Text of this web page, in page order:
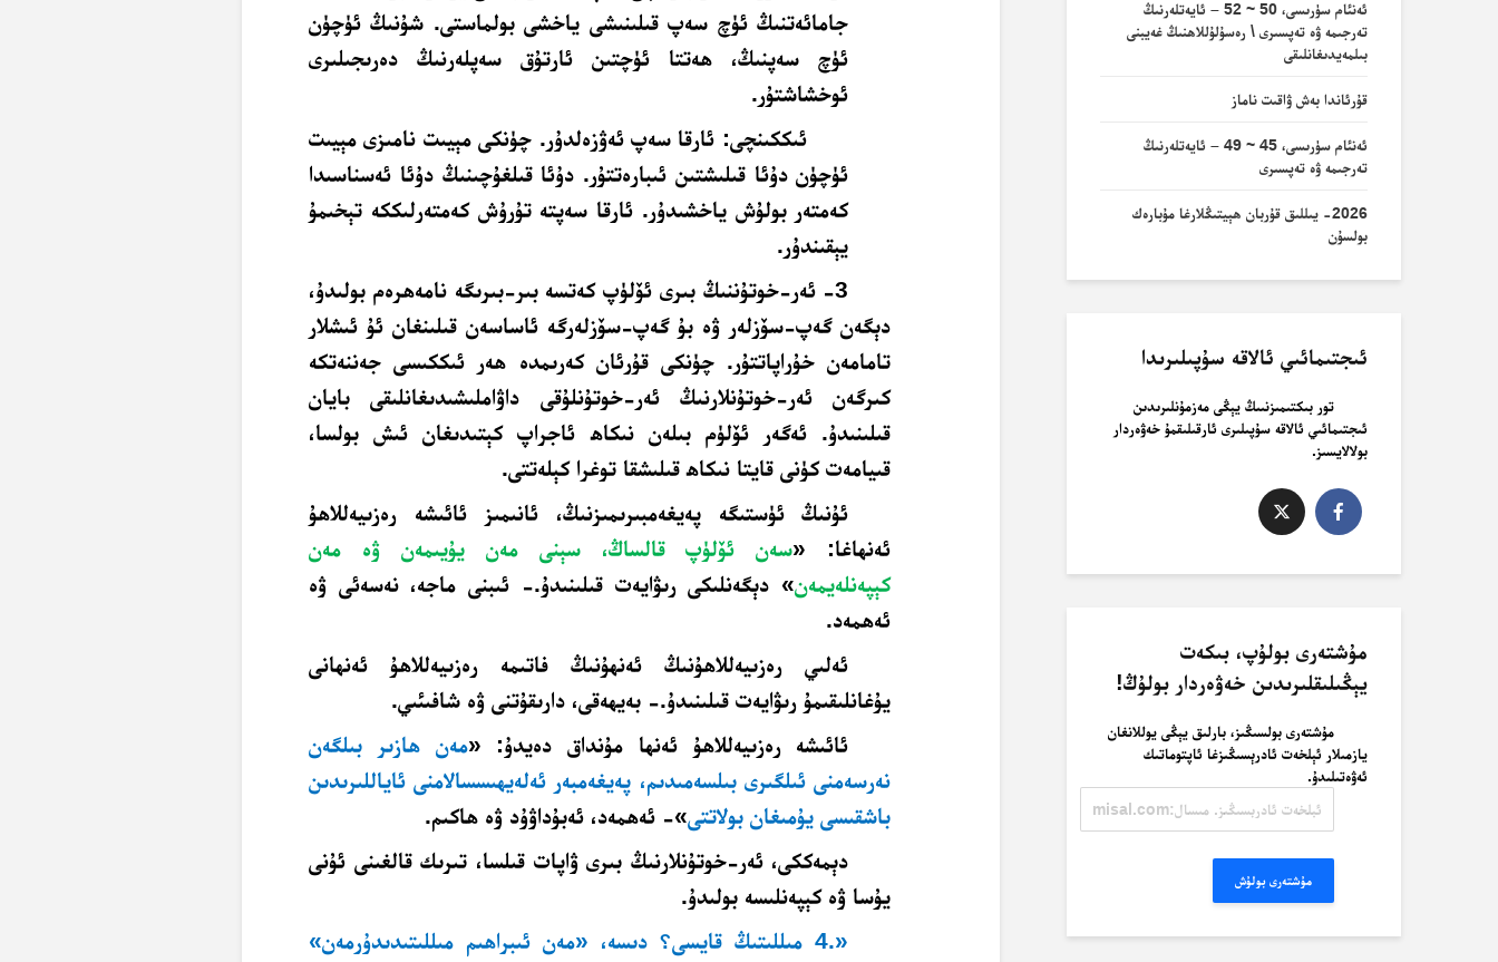
جامائەتنىڭ ئۈچ سەپ قىلىنىشى ياخشى بولماستى. شۇنىڭ ئۈچۈن
ئۈچ سەپنىڭ، ھەتتا ئۈچتىن ئارتۇق سەپلەرنىڭ دەرىجىلىرى
ئوخشاشتۇر.
ئىككىنچى: ئارقا سەپ ئەۋزەلدۇر. چۈنكى مېيىت نامىزى مېيىت
ئۈچۈن دۇئا قىلىشتىن ئىبارەتتۇر. دۇئا قىلغۇچىنىڭ دۇئا ئەسناسىدا
كەمتەر بولۇش ياخشىدۇر. ئارقا سەپتە تۇرۇش كەمتەرلىككە تېخىمۇ
يېقىندۇر.
3- ئەر-خوتۇننىڭ بىرى ئۆلۈپ كەتسە بىر-بىرىگە نامەھرەم بولىدۇ،
دېگەن گەپ-سۆزلەر ۋە بۇ گەپ-سۆزلەرگە ئاساسەن قىلىنغان ئۇ ئىشلار
تامامەن خۇراپاتتۇر. چۈنكى قۇرئان كەرىمدە ھەر ئىككىسى جەننەتكە
كىرگەن ئەر-خوتۇنلارنىڭ ئەر-خوتۇنلۇقى داۋاملىشىدىغانلىقى بايان
قىلىنىدۇ. ئەگەر ئۆلۈم بىلەن نىكاھ ئاجراپ كېتىدىغان ئىش بولسا،
قىيامەت كۈنى قايتا نىكاھ قىلىشقا توغرا كېلەتتى.
ئۇنىڭ ئۈستىگە پەيغەمبىرىمىزنىڭ، ئانىمىز ئائىشە رەزىيەللاھۇ
ئەنھاغا: «سەن ئۆلۈپ قالساڭ، سېنى مەن يۇيىمەن ۋە مەن
كېپەنلەيمەن» دېگەنلىكى رىۋايەت قىلىنىدۇ.- ئىبنى ماجە، نەسەئى ۋە
ئەھمەد.
ئەلىي رەزىيەللاھۇنىڭ ئەنھۇنىڭ فاتىمە رەزىيەللاھۇ ئەنھانى
يۇغانلىقىمۇ رىۋايەت قىلىنىدۇ.- بەيھەقى، دارىقۇتنى ۋە شافىئىي.
ئائىشە رەزىيەللاھۇ ئەنھا مۇنداق دەيدۇ: «مەن ھازىر بىلگەن
نەرسەمنى ئىلگىرى بىلسەمىدىم، پەيغەمبەر ئەلەيھىسسالامنى ئاياللىرىدىن
باشقىسى يۇمىغان بولاتتى»- ئەھمەد، ئەبۇداۋۇد ۋە ھاكىم.
دېمەككى، ئەر-خوتۇنلارنىڭ بىرى ۋاپات قىلسا، تىرىك قالغىنى ئۇنى
يۇسا ۋە كېپەنلىسە بولىدۇ.
«
4.مىللىتىڭ قايسى؟ دىسە، «مەن ئىبراھىم مىللىتىدىدۇرمەن»
ئەنئام سۈرىسى، 50 ~ 52 – ئايەتلەرنىڭ
تەرجىمە ۋە تەپسىرى \ رەسۇلۇللاھنىڭ غەيبنى
بىلمەيدىغانلىقى
قۇرئاندا بەش ۋاقىت ناماز
ئەنئام سۈرىسى، 45 ~ 49 – ئايەتلەرنىڭ
تەرجىمە ۋە تەپسىرى
2026- يىللىق قۇربان ھېيتىڭلارغا مۇبارەك
بولسۇن
ئىجتىمائىي ئالاقە سۇپىلىرىدا
تور بىكتىمىزنىىڭ يېڭى مەزمۇنلىرىدىن
ئىجتىمائىي ئالاقە سۇپىلىرى ئارقىلىقمۇ خەۋەردار
بولالايسىز.
مۇشتەرى بولۇپ، بىكەت
يېڭىلىقلىرىدىن خەۋەردار بولۇڭ!
مۇشتەرى بولسىڭىز، بارلىق يېڭى يوللانغان
يازمىلار ئېلخەت ئادرېسىڭىزغا ئاپتوماتىك
ئەۋەتىلىدۇ.
ئادرېسىڭىز.
مۇشتەرى بولۇش